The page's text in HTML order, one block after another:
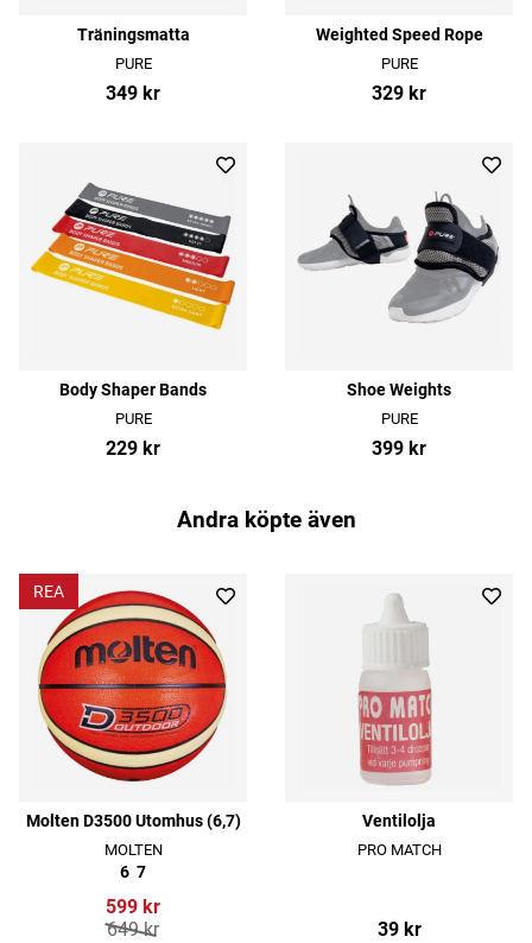
Träningsmatta
PURE
349 kr
Weighted Speed Rope
PURE
329 kr
Body Shaper Bands
PURE
229 kr
Shoe Weights
PURE
399 kr
Andra köpte även
REA
Molten D3500 Utomhus (6,7)
MOLTEN
6 7
599 kr
649 kr
Ventilolja
PRO MATCH
39 kr